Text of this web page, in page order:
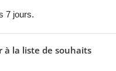
7 jours.
à la liste de souhaits